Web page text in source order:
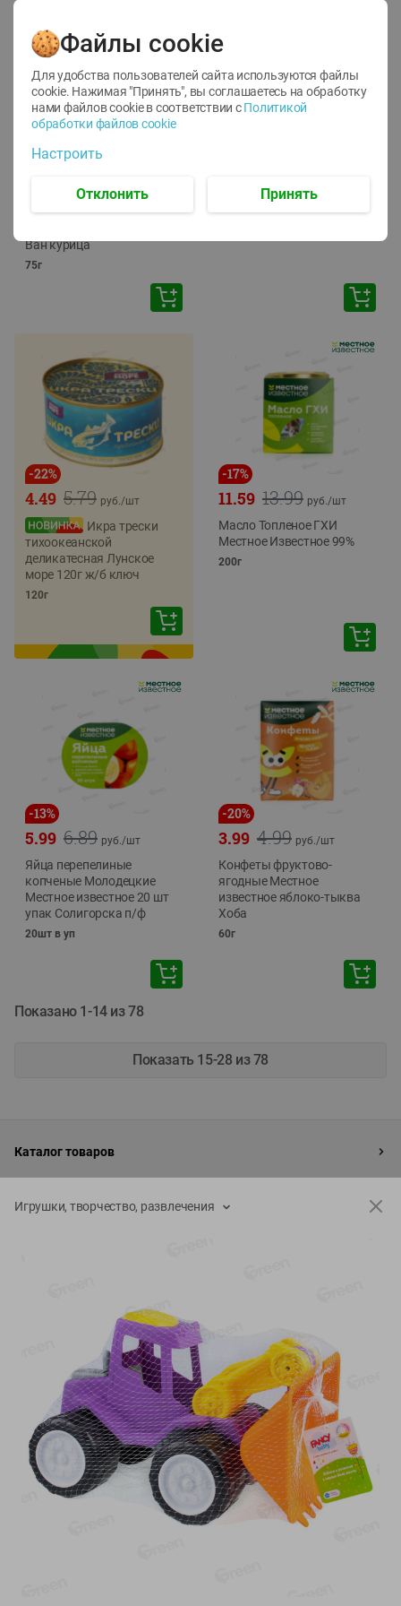
12
1.05 руб./
руб./шт
Корм влаж. для кош. с
Ван курица
75г
ТОФУ Vegetus ТВЕРДЫЙ
-22%
5.79
4.49 руб./шт
Икра трески
тихоокеанской
деликатесная Лунское
море 120г ж/б ключ
120г
-17%
13.99
11.59 руб./шт
Масло Топленое ГХИ
Местное Известное 99%
200г
-13%
6.89
5.99 руб./шт
Яйца перепелиные
копченые Молодецкие
Местное известное 20 шт
упак Солигорска п/ф
20шт в уп
-20%
4.99
3.99 руб./шт
Конфеты фруктово-
ягодные Местное
известное яблоко-тыква
Хоба
60г
Показано 1-14 из 78
Показать 15-28 из 78
Каталог товаров
Приложение Green c
доставкой и бонусной картой
App
Store
Google
Play
AppGallery
+375 44 560-60-61
Время работы Call-центра: Пн.- Пт. с 09.00 до 17.00, СБ, ВС -
Игрушки, творчество, развлечения
Файлы cookie
Для удобства пользователей сайта используются файлы
cookie. Нажимая "Принять", вы соглашаетесь на обработку
нами файлов cookie в соответствии с Политикой
обработки файлов cookie
Настроить
Отклонить Принять